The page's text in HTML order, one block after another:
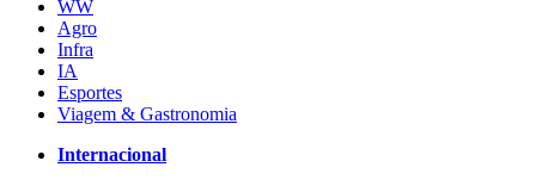
WW
Agro
Infra
IA
Esportes
Viagem & Gastronomia
Internacional